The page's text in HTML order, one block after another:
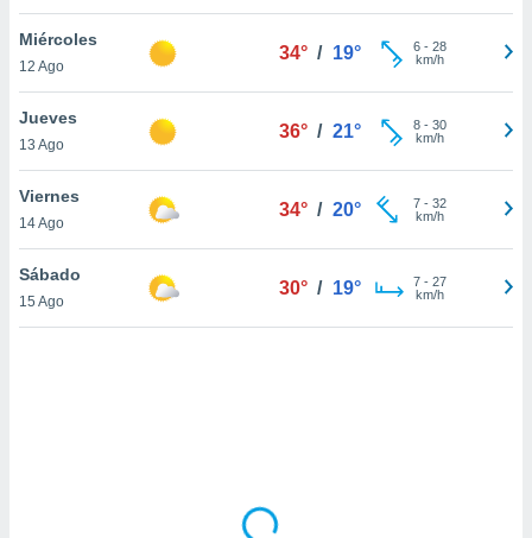
sitio
En
sean
el sitio
ni para
o
Miércoles
12 Ago
34° / 19° 6- 28
km/h
Jueves
13 Ago
36° / 21° 8- 30
km/h
Viernes
14 Ago
34° / 20° 7- 32
km/h
Sábado
15 Ago
30° / 19° 7- 27
km/h